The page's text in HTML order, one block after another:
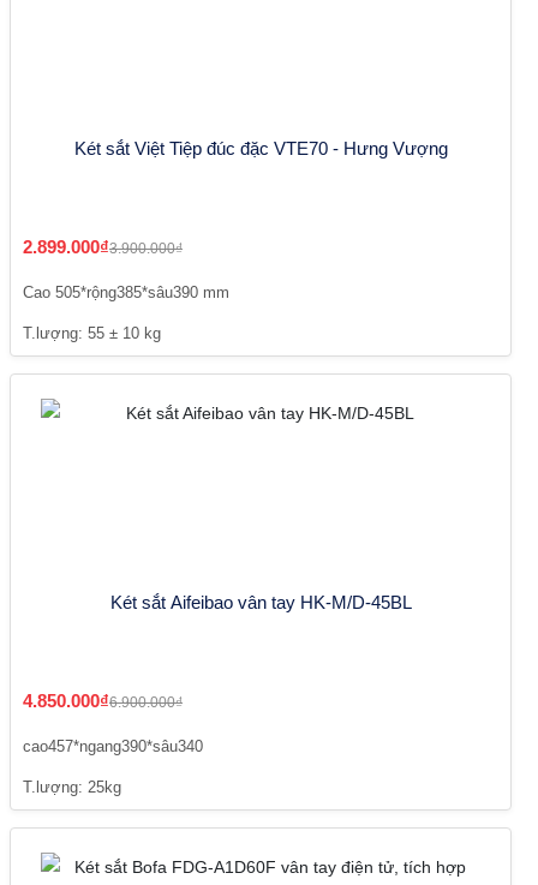
Két sắt Việt Tiệp đúc đặc VTE70 - Hưng Vượng
2.899.000₫3.900.000₫
Cao 505*rộng385*sâu390 mm
T.lượng: 55 ± 10 kg
Két sắt Aifeibao vân tay HK-M/D-45BL
4.850.000₫6.900.000₫
cao457*ngang390*sâu340
T.lượng: 25kg